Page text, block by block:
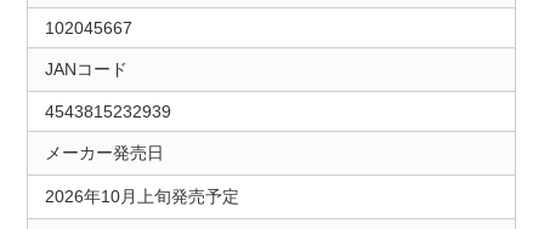
102045667
JANコード
4543815232939
メーカー発売日
2026年10月上旬発売予定